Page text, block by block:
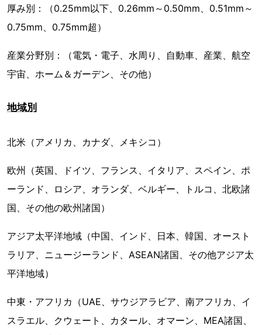
厚み別：（0.25mm以下、0.26mm～0.50mm、0.51mm～
0.75mm、0.75mm超）
産業分野別：（電気・電子、水周り、自動車、産業、航空
宇宙、ホーム＆ガーデン、その他）
地域別
北米（アメリカ、カナダ、メキシコ）
欧州（英国、ドイツ、フランス、イタリア、スペイン、ポ
ーランド、ロシア、オランダ、ベルギー、トルコ、北欧諸
国、その他の欧州諸国）
アジア太平洋地域（中国、インド、日本、韓国、オースト
ラリア、ニュージーランド、ASEAN諸国、その他アジア太
平洋地域）
中東・アフリカ（UAE、サウジアラビア、南アフリカ、イ
スラエル、クウェート、カタール、オマーン、MEA諸国、